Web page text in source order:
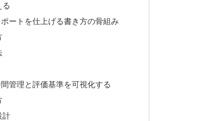
る
ートを仕上げる書き方の骨組み
管理と評価基準を可視化する
計